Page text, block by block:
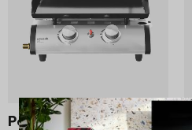
Porthos 2 brûleurs